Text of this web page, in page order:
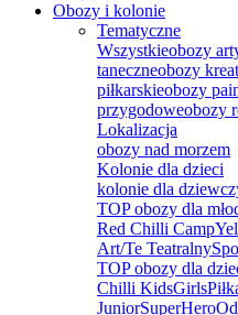
Obozy i kolonie
Tematyczne
Wszystkieobozy
taneczneobozy
piłkarskieobozy
przygodoweobozy
Lokalizacja
obozy nad morzem
Kolonie dla dzieci
kolonie dla
TOP obozy dla
Red Chilli Camp
Art/Te Teatralny
TOP obozy dla
Chilli KidsGirls
JuniorSuperHero